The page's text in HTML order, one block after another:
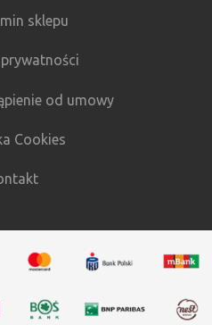
sklepu
od umowy
Cookies